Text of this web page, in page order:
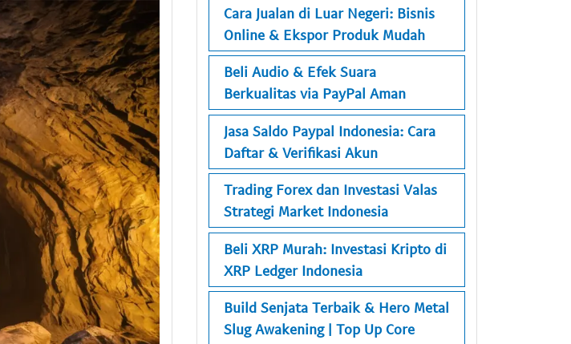
Cara Jualan di Luar Negeri: Bisnis
Online & Ekspor Produk Mudah
Beli Audio & Efek Suara
Berkualitas via PayPal Aman
Jasa Saldo Paypal Indonesia: Cara
Daftar & Verifikasi Akun
Trading Forex dan Investasi Valas
Strategi Market Indonesia
Beli XRP Murah: Investasi Kripto di
XRP Ledger Indonesia
Build Senjata Terbaik & Hero Metal
Slug Awakening | Top Up Core